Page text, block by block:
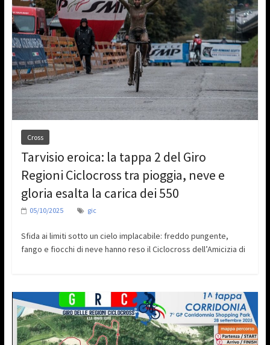
Cross
Tarvisio eroica: la tappa 2 del Giro
Regioni Ciclocross tra pioggia, neve e
gloria esalta la carica dei 550
05/10/2025 gic
Sfida ai limiti sotto un cielo implacabile: freddo pungente,
fango e fiocchi di neve hanno reso il Ciclocross dell’Amicizia di